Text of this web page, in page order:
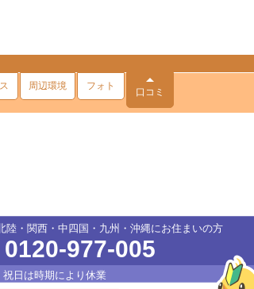
周辺環境 フォト
口コミ
陸・関西・中四国・九州・沖縄にお住まいの方
0120-977-005
日は時期により休業